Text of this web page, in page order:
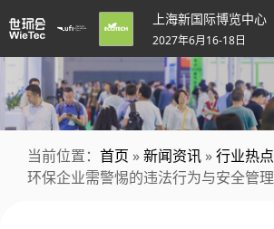
上海新国际博览中心
2027年6月16-18日
当前位置： 首页 »新闻资讯 »行业热点
环保企业需警惕的违法行为与安全管理